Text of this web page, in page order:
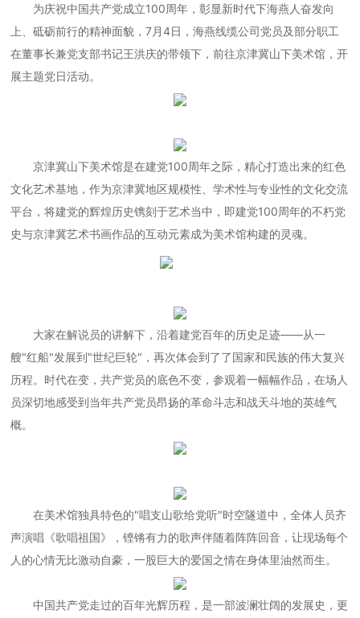
为庆祝中国共产党成立100周年，彰显新时代下海燕人奋发向
上、砥砺前行的精神面貌，7月4日，海燕线缆公司党员及部分职工
在董事长兼党支部书记王洪庆的带领下，前往京津冀山下美术馆，开
展主题党日活动。
京津冀山下美术馆是在建党100周年之际，精心打造出来的红色
文化艺术基地，作为京津冀地区规模性、学术性与专业性的文化交流
平台，将建党的辉煌历史镌刻于艺术当中，即建党100周年的不朽党
史与京津冀艺术书画作品的互动元素成为美术馆构建的灵魂。
大家在解说员的讲解下，沿着建党百年的历史足迹——从一
艘"红船"发展到"世纪巨轮"，再次体会到了了国家和民族的伟大复兴
历程。时代在变，共产党员的底色不变，参观着一幅幅作品，在场人
员深切地感受到当年共产党员昂扬的革命斗志和战天斗地的英雄气
概。
在美术馆独具特色的"唱支山歌给党听"时空隧道中，全体人员齐
声演唱《歌唱祖国》，铿锵有力的歌声伴随着阵阵回音，让现场每个
人的心情无比激动自豪，一股巨大的爱国之情在身体里油然而生。
中国共产党走过的百年光辉历程，是一部波澜壮阔的发展史，更